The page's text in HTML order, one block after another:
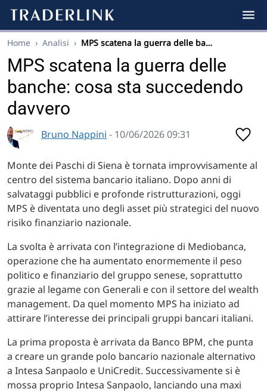
Home › Analisi › MPS scatena la guerra delle ba…
MPS scatena la guerra delle
banche: cosa sta succedendo
davvero
Bruno Nappini - 10/06/2026 09:31
Monte dei Paschi di Siena è tornata improvvisamente al
centro del sistema bancario italiano. Dopo anni di
salvataggi pubblici e profonde ristrutturazioni, oggi
MPS è diventata uno degli asset più strategici del nuovo
risiko finanziario nazionale.
La svolta è arrivata con l’integrazione di Mediobanca,
operazione che ha aumentato enormemente il peso
politico e finanziario del gruppo senese, soprattutto
grazie al legame con Generali e con il settore del wealth
management. Da quel momento MPS ha iniziato ad
attirare l’interesse dei principali gruppi bancari italiani.
La prima proposta è arrivata da Banco BPM, che punta
a creare un grande polo bancario nazionale alternativo
a Intesa Sanpaolo e UniCredit. Successivamente si è
mossa proprio Intesa Sanpaolo, lanciando una maxi